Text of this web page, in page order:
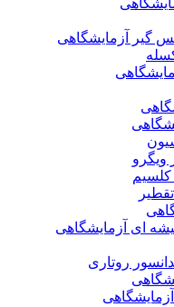
گیر آزمایشگاهی
ویگرو
کلسیم
ای آزمایشگاهی
روتاری